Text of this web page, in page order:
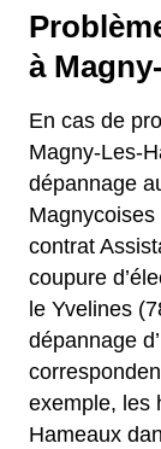
à
En cas de
Magny-Les-
dépannage
contrat
coupure
le Yvelines
dépannage
exemple, les
Hameaux